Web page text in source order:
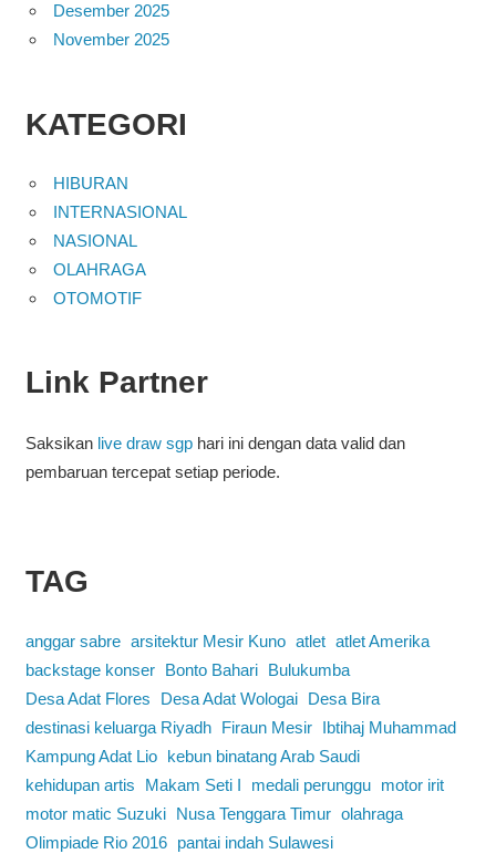
Desember 2025
November 2025
KATEGORI
HIBURAN
INTERNASIONAL
NASIONAL
OLAHRAGA
OTOMOTIF
Link Partner
Saksikan live draw sgphari ini dengan data valid dan
pembaruan tercepat setiap periode.
TAG
anggar sabre arsitektur Mesir Kuno atlet atlet Amerika
backstage konser
Bonto Bahari
Bulukumba
Desa Adat Flores
Desa Adat Wologai
Desa Bira
destinasi keluarga Riyadh
Firaun Mesir
Ibtihaj Muhammad
Kampung Adat Lio
kebun binatang Arab Saudi
kehidupan artis
Makam Seti I medali perunggu
motor irit
motor matic Suzuki
Nusa Tenggara Timur olahraga
Olimpiade Rio 2016
pantai indah Sulawesi